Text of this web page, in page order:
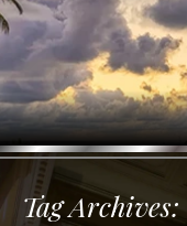
Tag Archives: